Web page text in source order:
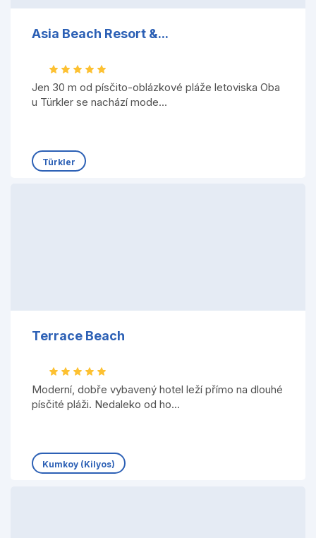
Asia Beach Resort &...
Jen 30 m od písčito-oblázkové pláže letoviska Oba
u Türkler se nachází mode...
Türkler
Terrace Beach
Moderní, dobře vybavený hotel leží přímo na dlouhé
písčité pláži. Nedaleko od ho...
Kumkoy (Kilyos)